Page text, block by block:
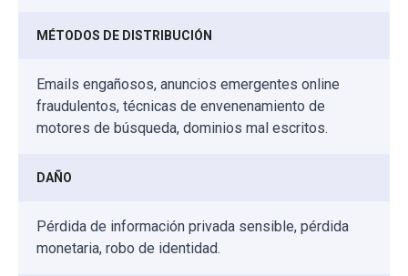
MÉTODOS DE DISTRIBUCIÓN
Emails engañosos, anuncios emergentes online
fraudulentos, técnicas de envenenamiento de
motores de búsqueda, dominios mal escritos.
DAÑO
Pérdida de información privada sensible, pérdida
monetaria, robo de identidad.